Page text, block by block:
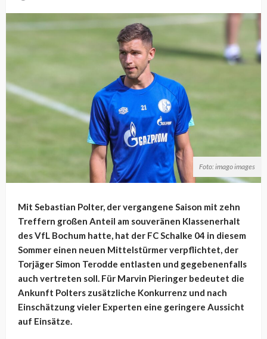
Foto: imago images
Mit Sebastian Polter, der vergangene Saison mit zehn
Treffern großen Anteil am souveränen Klassenerhalt
des VfL Bochum hatte, hat der FC Schalke 04 in diesem
Sommer einen neuen Mittelstürmer verpflichtet, der
Torjäger Simon Terodde entlasten und gegebenenfalls
auch vertreten soll. Für Marvin Pieringer bedeutet die
Ankunft Polters zusätzliche Konkurrenz und nach
Einschätzung vieler Experten eine geringere Aussicht
auf Einsätze.